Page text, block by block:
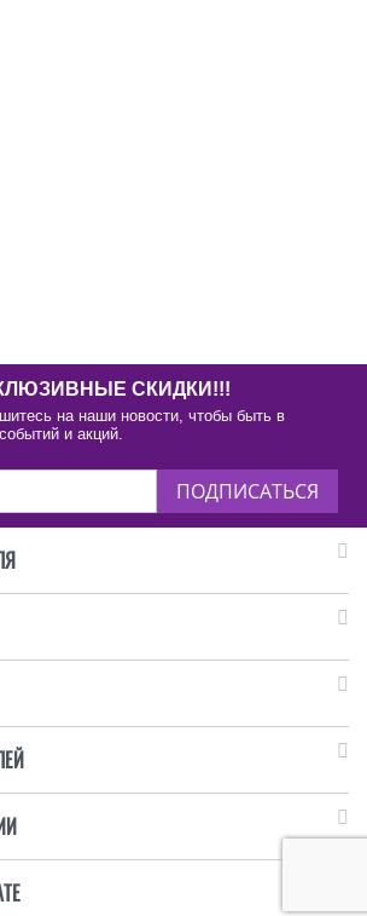
СКИДКИ!!!
на наши новости, чтобы быть в
и акций.
ПОДПИСАТЬСЯ